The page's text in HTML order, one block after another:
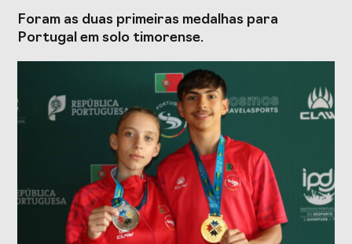
Cimeira de
Presidentes de
Desportivas
Gala do Desporto
de Portugal
Prémios Voz do
Desporto
Jogos CPLP
Nacional do
Desporto
Foram as duas primeiras medalhas para
Portugal em solo timorense.